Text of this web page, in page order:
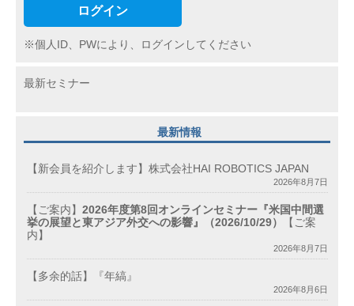
ログイン
※個人ID、PWにより、ログインしてください
最新セミナー
最新情報
【新会員を紹介します】株式会社HAI ROBOTICS JAPAN
2026年8月7日
【ご案内】 2026年度第8回オンラインセミナー『米国中間選
挙の展望と東アジア外交への影響』（2026/10/29）
【ご案
内】
2026年8月7日
【多余的話】『年縞』
2026年8月6日